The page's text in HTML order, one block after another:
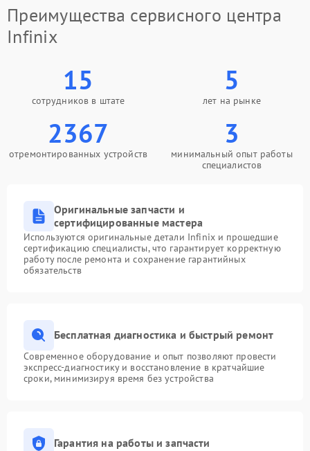
Преимущества сервисного центра
Infinix
15
сотрудников в штате
5
лет на рынке
2367
отремонтированных устройств
3
минимальный опыт работы
специалистов
Оригинальные запчасти и
сертифицированные мастера
Используются оригинальные детали Infinix и прошедшие
сертификацию специалисты, что гарантирует корректную
работу после ремонта и сохранение гарантийных
обязательств
Бесплатная диагностика и быстрый ремонт
Современное оборудование и опыт позволяют провести
экспресс-диагностику и восстановление в кратчайшие
сроки, минимизируя время без устройства
Гарантия на работы и запчасти